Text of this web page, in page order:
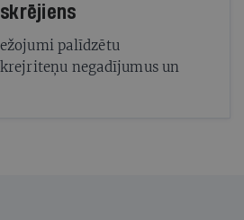
palīdzētu
negadījumus un